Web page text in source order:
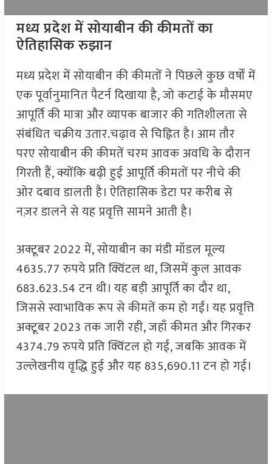
मध्य प्रदेश में सोयाबीन की कीमतों का
ऐतिहासिक रुझान
मध्य प्रदेश में सोयाबीन की कीमतों ने पिछले कुछ वर्षों में
एक पूर्वानुमानित पैटर्न दिखाया है, जो कटाई के मौसमए
आपूर्ति की मात्रा और व्यापक बाजार की गतिशीलता से
संबंधित चक्रीय उतार.चढ़ाव से चिह्नित है। आम तौर
परए सोयाबीन की कीमतें चरम आवक अवधि के दौरान
गिरती हैं, क्योंकि बढ़ी हुई आपूर्ति कीमतों पर नीचे की
ओर दबाव डालती है। ऐतिहासिक डेटा पर करीब से
नज़र डालने से यह प्रवृत्ति सामने आती है।
अक्टूबर 2022 में, सोयाबीन का मंडी मॉडल मूल्य
4635.77 रुपये प्रति क्विंटल था, जिसमें कुल आवक
683.623.54 टन थी। यह बड़ी आपूर्ति का दौर था,
जिससे स्वाभाविक रूप से कीमतें कम हो गईं। यह प्रवृत्ति
अक्टूबर 2023 तक जारी रही, जहाँ कीमत और गिरकर
4374.79 रुपये प्रति क्विंटल हो गई, जबकि आवक में
उल्लेखनीय वृद्धि हुई और यह 835,690.11 टन हो गई।